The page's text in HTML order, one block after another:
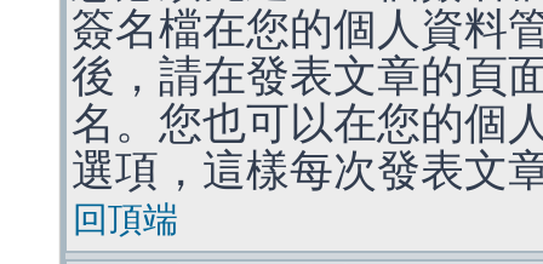
簽名檔在您的個人資料
後，請在發表文章的頁
名。您也可以在您的個
選項，這樣每次發表文
回頂端